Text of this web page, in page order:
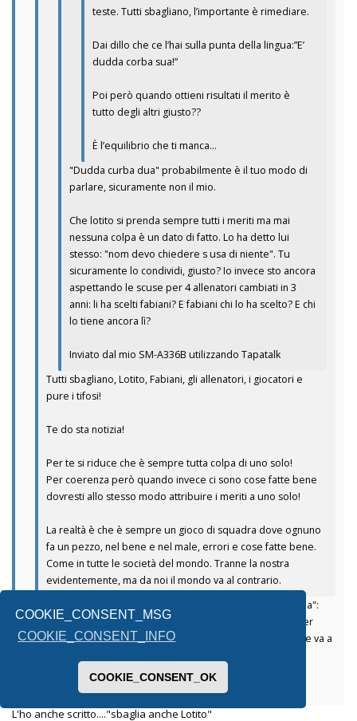
COOKIE_CONSENT_MSG
COOKIE_CONSENT_INFO
COOKIE_CONSENT_OK
teste. Tutti sbagliano, l’importante è rimediare.
Dai dillo che ce l’hai sulla punta della lingua:”E’
dudda corba sua!”
Poi però quando ottieni risultati il merito è
tutto degli altri giusto??
È l’equilibrio che ti manca…
"Dudda curba dua" probabilmente è il tuo modo di
parlare, sicuramente non il mio.
Che lotito si prenda sempre tutti i meriti ma mai
nessuna colpa è un dato di fatto. Lo ha detto lui
stesso: "nom devo chiedere s usa di niente". Tu
sicuramente lo condividi, giusto? Io invece sto ancora
aspettando le scuse per 4 allenatori cambiati in 3
anni: li ha scelti fabiani? E fabiani chi lo ha scelto? E chi
lo tiene ancora lì?
Inviato dal mio SM-A336B utilizzando Tapatalk
Tutti sbagliano, Lotito, Fabiani, gli allenatori, i giocatori e
pure i tifosi!
Te do sta notizia!
Per te si riduce che è sempre tutta colpa di uno solo!
Per coerenza però quando invece ci sono cose fatte bene
dovresti allo stesso modo attribuire i meriti a uno solo!
La realtà è che è sempre un gioco di squadra dove ognuno
fa un pezzo, nel bene e nel male, errori e cose fatte bene.
Come in tutte le società del mondo. Tranne la nostra
evidentemente, ma da noi il mondo va al contrario.
Non hai capito. Il punto non è che per me "è sempre colpa sua":
non lho detto e neanche lo penso. Il punto è che, per lui (e per
molti come te), NON È MAI colpa sua. Neanche quando la nave va a
Inviato dal mio SM-A336B utilizzando Tapatalk
L'ho anche scritto...."sbaglia anche Lotito"